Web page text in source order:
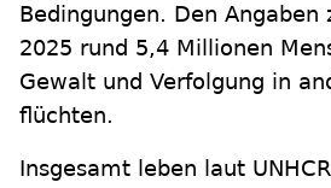
Bedingungen. Den Angaben
2025 rund 5,4 Millionen
Gewalt und Verfolgung in
flüchten.
Insgesamt leben laut